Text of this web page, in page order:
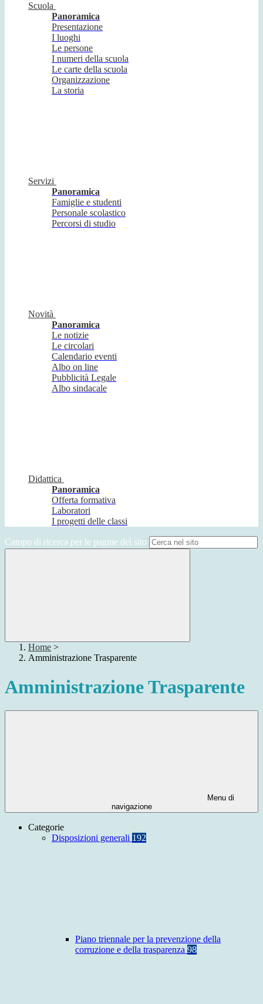
Scuola
Panoramica
Presentazione
I luoghi
Le persone
I numeri della scuola
Le carte della scuola
Organizzazione
La storia
Servizi
Panoramica
Famiglie e studenti
Personale scolastico
Percorsi di studio
Novità
Panoramica
Le notizie
Le circolari
Calendario eventi
Albo on line
Pubblicità Legale
Albo sindacale
Didattica
Panoramica
Offerta formativa
Laboratori
I progetti delle classi
Campo di ricerca per le pagine del sito
Home >
Amministrazione Trasparente
Amministrazione Trasparente
Menu di
navigazione
Categorie
Disposizioni generali 192
Piano triennale per la prevenzione della
corruzione e della trasparenza 98